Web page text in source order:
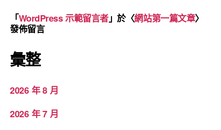
「WordPress 示範留言者」於〈網站第一篇文章〉
發佈留言
彙整
2026 年 8 月
2026 年 7 月